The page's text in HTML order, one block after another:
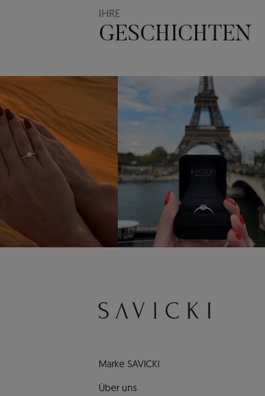
IHRE
GESCHICHTEN
Marke SAVICKI
Über uns